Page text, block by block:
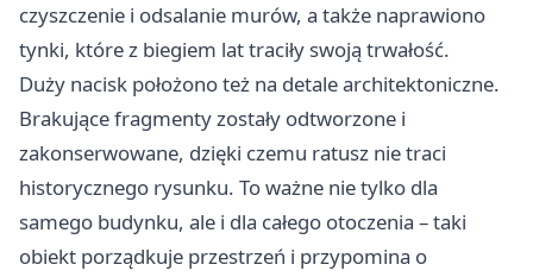
czyszczenie i odsalanie murów, a także naprawiono
tynki, które z biegiem lat traciły swoją trwałość.
Duży nacisk położono też na detale architektoniczne.
Brakujące fragmenty zostały odtworzone i
zakonserwowane, dzięki czemu ratusz nie traci
historycznego rysunku. To ważne nie tylko dla
samego budynku, ale i dla całego otoczenia – taki
obiekt porządkuje przestrzeń i przypomina o